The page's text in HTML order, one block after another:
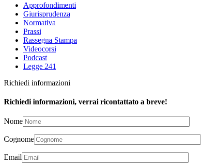
Approfondimenti
Giurisprudenza
Normativa
Prassi
Rassegna Stampa
Videocorsi
Podcast
Legge 241
Richiedi informazioni
Richiedi informazioni, verrai ricontattato a breve!
Nome
Cognome
Email